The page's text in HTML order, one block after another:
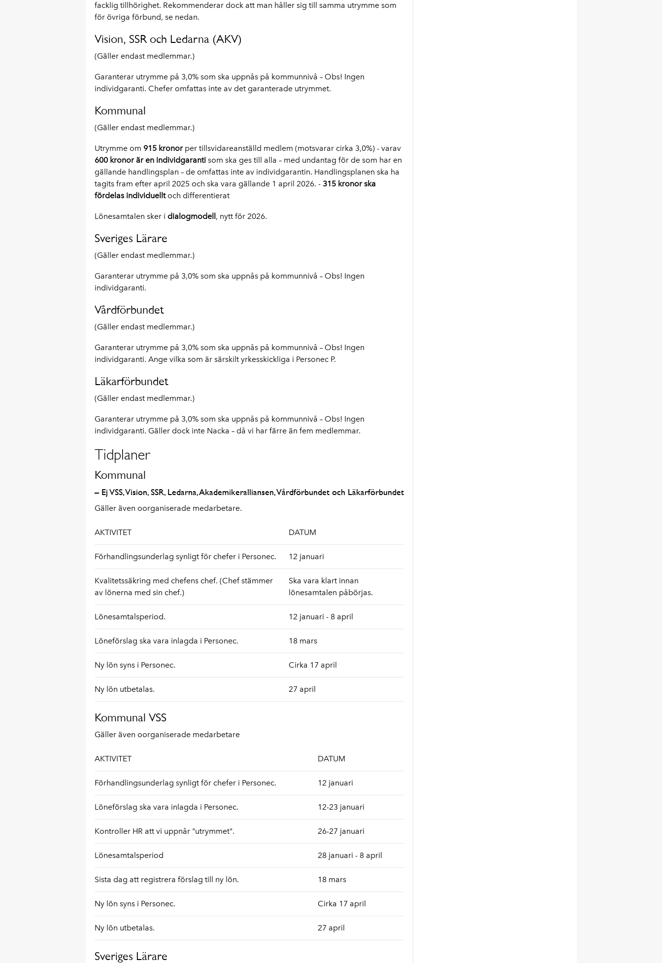
facklig tillhörighet. Rekommenderar dock att man håller sig till samma utrymme som
för övriga förbund, se nedan.
Vision, SSR och Ledarna (AKV)
(Gäller endast medlemmar.)
Garanterar utrymme på 3,0% som ska uppnås på kommunnivå – Obs! Ingen
individgaranti. Chefer omfattas inte av det garanterade utrymmet.
Kommunal
(Gäller endast medlemmar.)
Utrymme om 915 kronor per tillsvidareanställd medlem (motsvarar cirka 3,0%) - varav
600 kronor är en individgaranti som ska ges till alla – med undantag för de som har en
gällande handlingsplan – de omfattas inte av individgarantin. Handlingsplanen ska ha
tagits fram efter april 2025 och ska vara gällande 1 april 2026. - 315 kronor ska
fördelas individuellt och differentierat
Lönesamtalen sker i dialogmodell, nytt för 2026.
Sveriges Lärare
(Gäller endast medlemmar.)
Garanterar utrymme på 3,0% som ska uppnås på kommunnivå – Obs! Ingen
individgaranti.
Vårdförbundet
(Gäller endast medlemmar.)
Garanterar utrymme på 3,0% som ska uppnås på kommunnivå – Obs! Ingen
individgaranti. Ange vilka som är särskilt yrkesskickliga i Personec P.
Läkarförbundet
(Gäller endast medlemmar.)
Garanterar utrymme på 3,0% som ska uppnås på kommunnivå – Obs! Ingen
individgaranti. Gäller dock inte Nacka – då vi har färre än fem medlemmar.
Tidplaner
Kommunal
– Ej VSS, Vision, SSR, Ledarna, Akademikeralliansen, Vårdförbundet och Läkarförbundet
Gäller även oorganiserade medarbetare.
AKTIVITET DATUM
Förhandlingsunderlag synligt för chefer i Personec. 12 januari
Kvalitetssäkring med chefens chef. (Chef stämmer
av lönerna med sin chef.)
Ska vara klart innan
lönesamtalen påbörjas.
Lönesamtalsperiod. 12 januari - 8 april
Löneförslag ska vara inlagda i Personec. 18 mars
Ny lön syns i Personec. Cirka 17 april
Ny lön utbetalas. 27 april
Kommunal VSS
Gäller även oorganiserade medarbetare
AKTIVITET DATUM
Förhandlingsunderlag synligt för chefer i Personec. 12 januari
Löneförslag ska vara inlagda i Personec. 12-23 januari
Kontroller HR att vi uppnår "utrymmet". 26-27 januari
Lönesamtalsperiod 28 januari - 8 april
Sista dag att registrera förslag till ny lön. 18 mars
Ny lön syns i Personec. Cirka 17 april
Ny lön utbetalas. 27 april
Sveriges Lärare